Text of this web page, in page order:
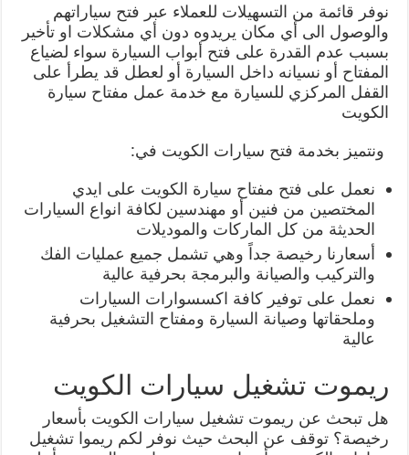
نوفر قائمة من التسهيلات للعملاء عبر فتح سياراتهم
والوصول الى أي مكان يريدوه دون أي مشكلات او تأخير
بسبب عدم القدرة على فتح أبواب السيارة سواء لضياع
المفتاح أو نسيانه داخل السيارة أو لعطل قد يطرأ على
القفل المركزي للسيارة مع خدمة عمل مفتاح سيارة
الكويت
ونتميز بخدمة فتح سيارات الكويت في:
نعمل على فتح مفتاح سيارة الكويت على ايدي
المختصين من فنين أو مهندسين لكافة انواع السيارات
الحديثة من كل الماركات والموديلات
أسعارنا رخيصة جداً وهي تشمل جميع عمليات الفك
والتركيب والصيانة والبرمجة بحرفية عالية
نعمل على توفير كافة اكسسوارات السيارات
وملحقاتها وصيانة السيارة ومفتاح التشغيل بحرفية
عالية
ريموت تشغيل سيارات الكويت
هل تبحث عن ريموت تشغيل سيارات الكويت بأسعار
رخيصة؟ توقف عن البحث حيث نوفر لكم ريموا تشغيل